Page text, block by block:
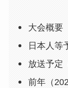
大会概要
日本人等
放送予定
前年（